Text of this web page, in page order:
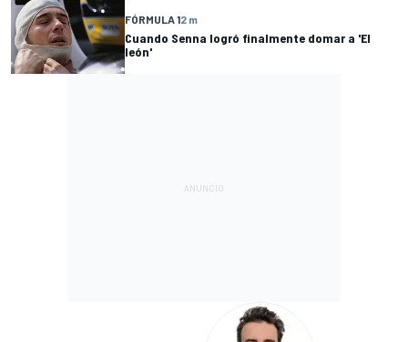
FÓRMULA 12 m
Cuando Senna logró finalmente domar a 'El
león'